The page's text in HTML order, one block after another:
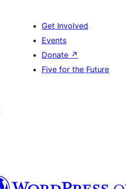
Get Involved
Events
Donate ↗
Five for the Future